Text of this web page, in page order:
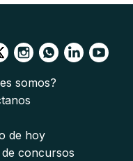
somos?
de hoy
de concursos